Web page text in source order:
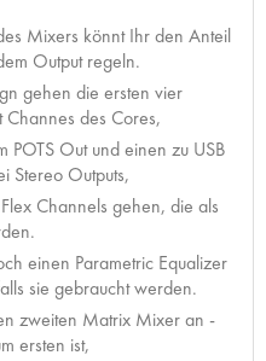
Mixers könnt Ihr den Anteil
Output regeln.
gehen die ersten vier
Channes des Cores,
POTS Out und einen zu USB
Stereo Outputs,
Channels gehen, die als
einen Parametric Equalizer
sie gebraucht werden.
zweiten Matrix Mixer an -
ersten ist,